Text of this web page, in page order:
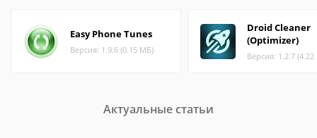
Easy Phone Tunes
Версия: 1.9.6 (0.15 МБ)
Droid Cleaner
(Optimizer)
Версия: 1.2.7
Актуальные статьи